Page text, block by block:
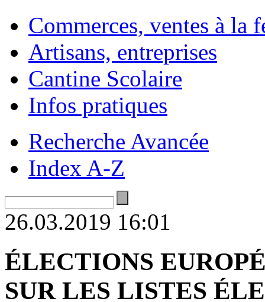
Commerces, ventes à la
Artisans, entreprises
Cantine Scolaire
Infos pratiques
Recherche Avancée
Index A-Z
26.03.2019 16:01
ÉLECTIONS
SUR LES LISTES